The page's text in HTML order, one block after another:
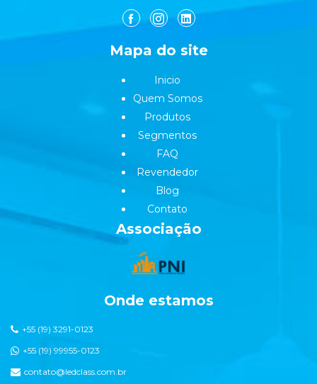
Mapa do site
Inicio
Quem Somos
Produtos
Segmentos
FAQ
Revendedor
Blog
Contato
Associação
Onde estamos
+55 (19) 3291-0123
+55 (19) 99955-0123
contato@ledclass.com.br